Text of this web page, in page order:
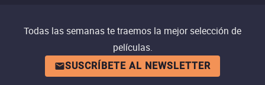
Todas las semanas te traemos la mejor selección de
películas.
SUSCRÍBETE AL NEWSLETTER